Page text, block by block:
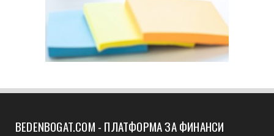
BEDENBOGAT.COM - ПЛАТФОРМА ЗА ФИНАНСИ